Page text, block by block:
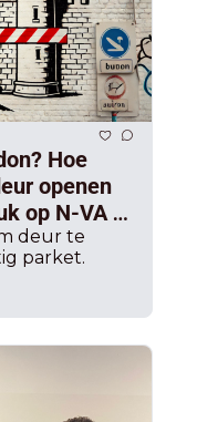
Hoe
openen
op N-VA
laten
deur te
parket.